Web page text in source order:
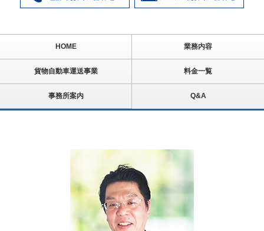
HOME 業務内容
貨物自動車運送事業 料金一覧
事務所案内 Q&A